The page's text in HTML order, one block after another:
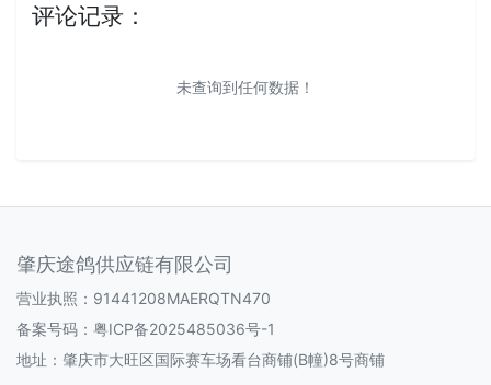
评论记录：
未查询到任何数据！
肇庆途鸽供应链有限公司
营业执照：91441208MAERQTN470
备案号码： 粤ICP备2025485036号-1
地址：肇庆市大旺区国际赛车场看台商铺(B幢)8号商铺